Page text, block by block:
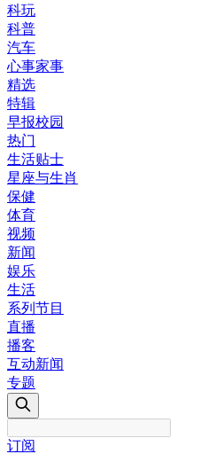
科玩
科普
汽车
心事家事
精选
特辑
早报校园
热门
生活贴士
星座与生肖
保健
体育
视频
新闻
娱乐
生活
系列节目
直播
播客
互动新闻
专题
订阅